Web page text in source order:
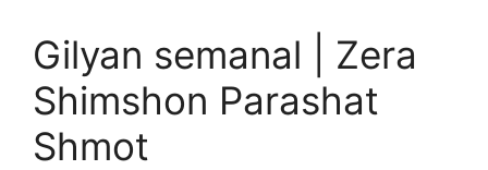
Gilyan semanal | Zera
Shimshon Parashat
Shmot